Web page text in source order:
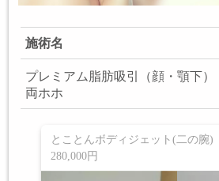
施術名
プレミアム脂肪吸引（顔・顎下）
両ホホ
とことんボディジェット(二の腕)
280,000円